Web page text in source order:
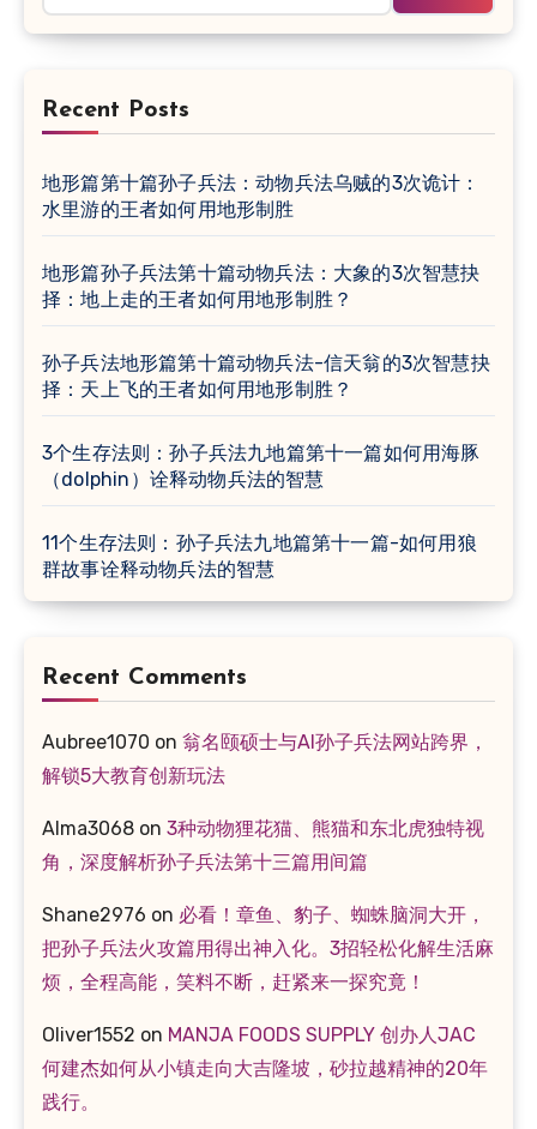
Recent Posts
地形篇第十篇孙子兵法：动物兵法乌贼的3次诡计：
水里游的王者如何用地形制胜
地形篇孙子兵法第十篇动物兵法：大象的3次智慧抉
择：地上走的王者如何用地形制胜？
孙子兵法地形篇第十篇动物兵法-信天翁的3次智慧抉
择：天上飞的王者如何用地形制胜？
3个生存法则：孙子兵法九地篇第十一篇如何用海豚
（dolphin）诠释动物兵法的智慧
11个生存法则：孙子兵法九地篇第十一篇-如何用狼
群故事诠释动物兵法的智慧
Recent Comments
Aubree1070 on 翁名颐硕士与AI孙子兵法网站跨界，
解锁5大教育创新玩法
Alma3068 on 3种动物狸花猫、熊猫和东北虎独特视
角，深度解析孙子兵法第十三篇用间篇
Shane2976 on 必看！章鱼、豹子、蜘蛛脑洞大开，
把孙子兵法火攻篇用得出神入化。3招轻松化解生活麻
烦，全程高能，笑料不断，赶紧来一探究竟！
Oliver1552 on MANJA FOODS SUPPLY 创办人JAC
何建杰如何从小镇走向大吉隆坡，砂拉越精神的20年
践行。